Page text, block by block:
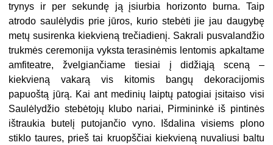
trynys ir per sekundę ją įsiurbia horizonto burna. Taip
atrodo saulėlydis prie jūros, kurio stebėti jie jau daugybę
metų susirenka kiekvieną trečiadienį. Sakrali pusvalandžio
trukmės ceremonija vyksta terasinėmis lentomis apkaltame
amfiteatre, žvelgiančiame tiesiai į didžiąją sceną –
kiekvieną vakarą vis kitomis bangų dekoracijomis
papuoštą jūrą. Kai ant medinių laiptų patogiai įsitaiso visi
Saulėlydžio stebėtojų klubo nariai, Pirmininkė iš pintinės
ištraukia butelį putojančio vyno. Išdalina visiems plono
stiklo taures, prieš tai kruopščiai kiekvieną nuvaliusi baltu